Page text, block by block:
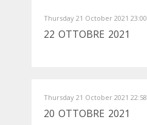
Thursday 21 October 2021 23:00
22 OTTOBRE 2021
Thursday 21 October 2021 22:58
20 OTTOBRE 2021